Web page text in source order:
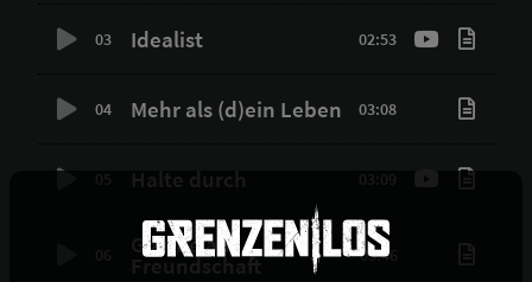
03 Idealist 02:53
04 Mehr als (d)ein Leben 03:08
Glaube an
Freundschaft 03:46